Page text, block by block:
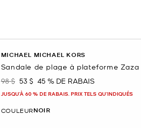
MICHAEL MICHAEL KORS
Sandale de plage à plateforme Zaza
était
98 $ maintenant
53 $ 45 % DE RABAIS
JUSQU’À 60 % DE RABAIS. PRIX TELS QU'INDIQUÉS
COULEURNOIR